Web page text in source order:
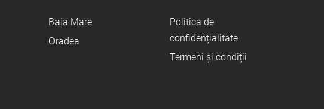
Baia Mare
Oradea
Politica de
confidențialitate
Termeni și condiții